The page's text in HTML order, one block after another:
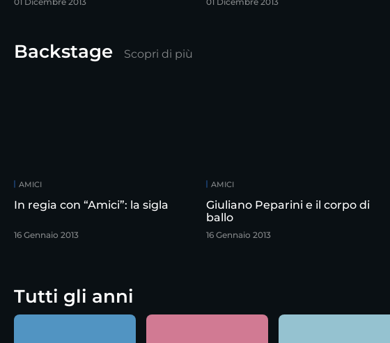
Backstage Scopri di più
AMICI
In regia con “Amici”: la sigla
16 Gennaio 2013
AMICI
Giuliano Peparini e il corpo di
ballo
16 Gennaio 2013
Tutti gli anni